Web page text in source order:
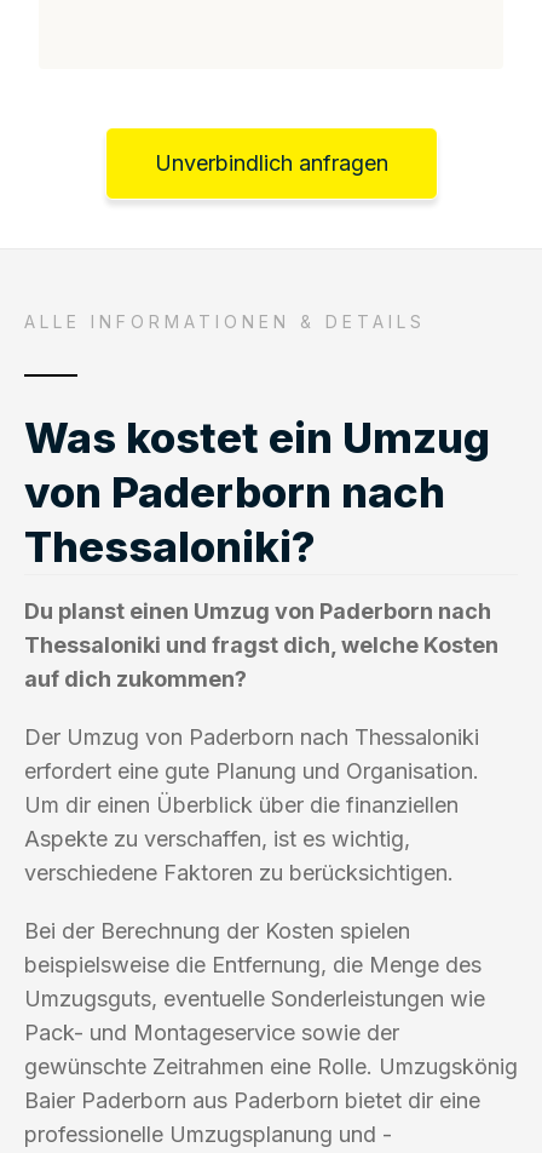
Unverbindlich anfragen
ALLE INFORMATIONEN & DETAILS
Was kostet ein Umzug
von Paderborn nach
Thessaloniki?
Du planst einen Umzug von Paderborn nach
Thessaloniki und fragst dich, welche Kosten
auf dich zukommen?
Der Umzug von Paderborn nach Thessaloniki
erfordert eine gute Planung und Organisation.
Um dir einen Überblick über die finanziellen
Aspekte zu verschaffen, ist es wichtig,
verschiedene Faktoren zu berücksichtigen.
Bei der Berechnung der Kosten spielen
beispielsweise die Entfernung, die Menge des
Umzugsguts, eventuelle Sonderleistungen wie
Pack- und Montageservice sowie der
gewünschte Zeitrahmen eine Rolle. Umzugskönig
Baier Paderborn aus Paderborn bietet dir eine
professionelle Umzugsplanung und -